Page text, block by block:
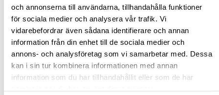
och annonserna till användarna, tillhandahålla funktioner
för sociala medier och analysera vår trafik. Vi
vidarebefordrar även sådana identifierare och annan
information från din enhet till de sociala medier och
annons- och analysföretag som vi samarbetar med. Dessa
kan i sin tur kombinera informationen med annan
information som du har tillhandahållit eller som de har
SPECIFIKATION
FRÅGA OM PRODUKT